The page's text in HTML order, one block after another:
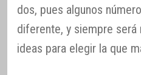
dos, pues algunos
diferente, y siempre será
ideas para elegir la que